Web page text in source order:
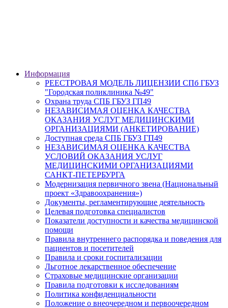
Информация
РЕЕСТРОВАЯ МОДЕЛЬ ЛИЦЕНЗИИ СПб ГБУЗ
"Городская поликлиника №49"
Охрана труда СПБ ГБУЗ ГП49
НЕЗАВИСИМАЯ ОЦЕНКА КАЧЕСТВА
ОКАЗАНИЯ УСЛУГ МЕДИЦИНСКИМИ
ОРГАНИЗАЦИЯМИ (АНКЕТИРОВАНИЕ)
Доступная среда СПБ ГБУЗ ГП49
НЕЗАВИСИМАЯ ОЦЕНКА КАЧЕСТВА
УСЛОВИЙ ОКАЗАНИЯ УСЛУГ
МЕДИЦИНСКИМИ ОРГАНИЗАЦИЯМИ
САНКТ-ПЕТЕРБУРГА
Модернизация первичного звена (Национальный
проект «Здравоохранения»)
Документы, регламентирующие деятельность
Целевая подготовка специалистов
Показатели доступности и качества медицинской
помощи
Правила внутреннего распорядка и поведения для
пациентов и посетителей
Правила и сроки госпитализации
Льготное лекарственное обеспечение
Страховые медицинские организации
Правила подготовки к исследованиям
Политика конфиденциальности
Положение о внеочередном и первоочередном